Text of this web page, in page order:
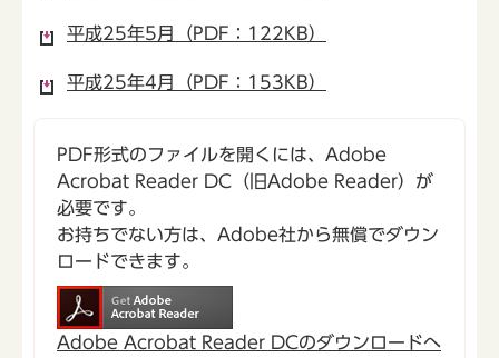
平成25年5月（PDF：122KB）
平成25年4月（PDF：153KB）
PDF形式のファイルを開くには、Adobe
Acrobat Reader DC（旧Adobe Reader）が
必要です。
お持ちでない方は、Adobe社から無償でダウン
ロードできます。
Adobe Acrobat Reader DCのダウンロードへ